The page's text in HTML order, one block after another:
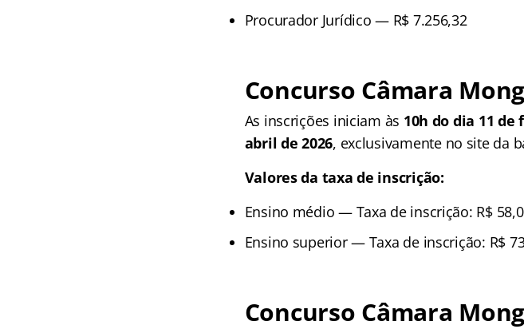
Procurador Jurídico — R$ 7.256,32
Concurso Câmara
As inscrições iniciam às 10h do dia 11 de
abril de 2026, exclusivamente no site da
Valores da taxa de inscrição:
Ensino médio — Taxa de inscrição: R$
Ensino superior — Taxa de inscrição: R$
Concurso Câmara